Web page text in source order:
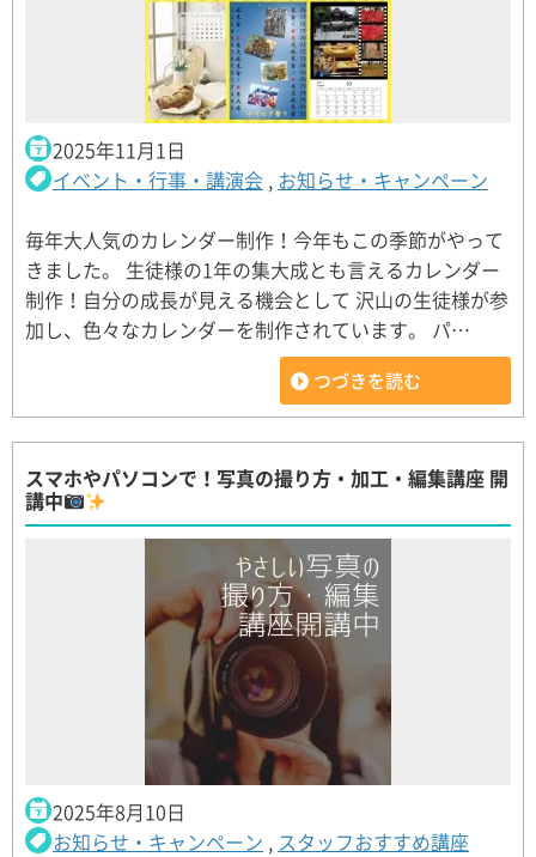
2025年11月1日
イベント・行事・講演会 , お知らせ・キャンペーン
毎年大人気のカレンダー制作！今年もこの季節がやって
きました。 生徒様の1年の集大成とも言えるカレンダー
制作！自分の成長が見える機会として 沢山の生徒様が参
加し、色々なカレンダーを制作されています。 パ…
つづきを読む
スマホやパソコンで！写真の撮り方・加工・編集講座 開
講中
2025年8月10日
お知らせ・キャンペーン , スタッフおすすめ講座